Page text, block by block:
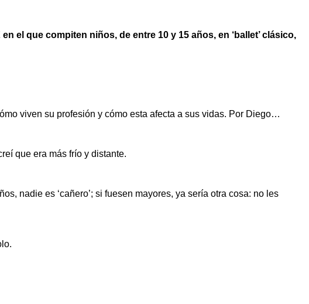
el que compiten niños, de entre 10 y 15 años, en ‘ballet’ clásico,
viven su profesión y cómo esta afecta a sus vidas. Por Diego…
que era más frío y distante.
nadie es ‘cañero’; si fuesen mayores, ya sería otra cosa: no les